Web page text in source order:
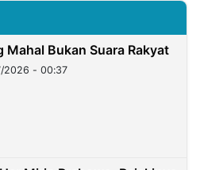
Mahal Bukan Suara Rakyat
2026 - 00:37